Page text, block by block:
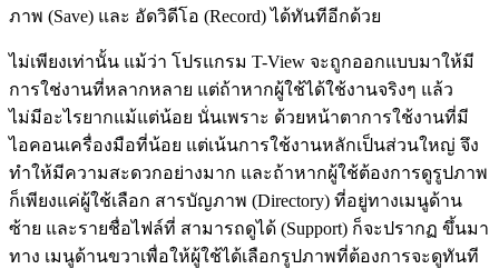
ภาพ (Save) และ อัดวิดีโอ (Record) ได้ทันทีอีกด้วย
ไม่เพียงเท่านั้น แม้ว่า โปรแกรม T-View จะถูกออกแบบมาให้มี
การใช่งานที่หลากหลาย แต่ถ้าหากผู้ใช้ได้ใช้งานจริงๆ แล้ว
ไม่มีอะไรยากแม้แต่น้อย นั่นเพราะ ด้วยหน้าตาการใช้งานที่มี
ไอคอนเครื่องมือที่น้อย แต่เน้นการใช้งานหลักเป็นส่วนใหญ่ จึง
ทำให้มีความสะดวกอย่างมาก และถ้าหากผู้ใช้ต้องการดูรูปภาพ
ก็เพียงแค่ผู้ใช้เลือก สารบัญภาพ (Directory) ที่อยู่ทางเมนูด้าน
ซ้าย และรายชื่อไฟล์ที่ สามารถดูได้ (Support) ก็จะปรากฏ ขึ้นมา
ทาง เมนูด้านขวาเพื่อให้ผู้ใช้ได้เลือกรูปภาพที่ต้องการจะดูทันที